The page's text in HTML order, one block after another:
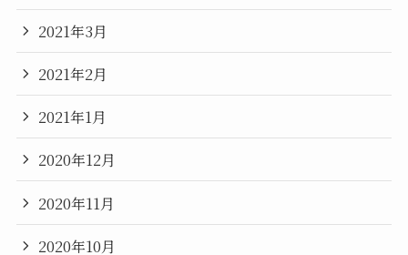
2021年3月
2021年2月
2021年1月
2020年12月
2020年11月
2020年10月